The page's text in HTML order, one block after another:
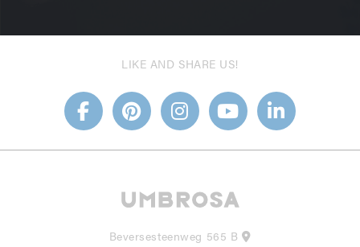
LIKE AND SHARE US!
Beversesteenweg 565 B